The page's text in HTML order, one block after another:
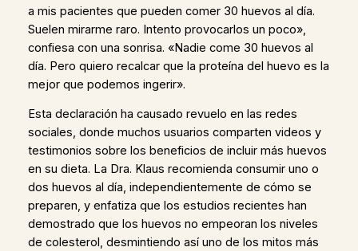
a mis pacientes que pueden comer 30 huevos al día.
Suelen mirarme raro. Intento provocarlos un poco»,
confiesa con una sonrisa. «Nadie come 30 huevos al
día. Pero quiero recalcar que la proteína del huevo es la
mejor que podemos ingerir».
Esta declaración ha causado revuelo en las redes
sociales, donde muchos usuarios comparten videos y
testimonios sobre los beneficios de incluir más huevos
en su dieta. La Dra. Klaus recomienda consumir uno o
dos huevos al día, independientemente de cómo se
preparen, y enfatiza que los estudios recientes han
demostrado que los huevos no empeoran los niveles
de colesterol, desmintiendo así uno de los mitos más